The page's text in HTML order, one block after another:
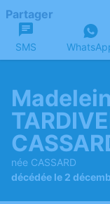
Partager
SMS
née CASSARD
décédée le 2